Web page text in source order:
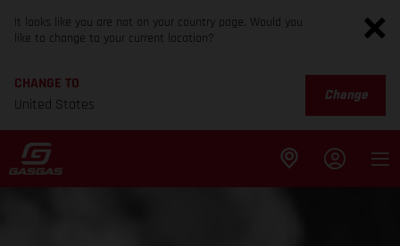
It looks like you are not on your country page. Would you
like to change to your current location?
CHANGE TO
United States
Change